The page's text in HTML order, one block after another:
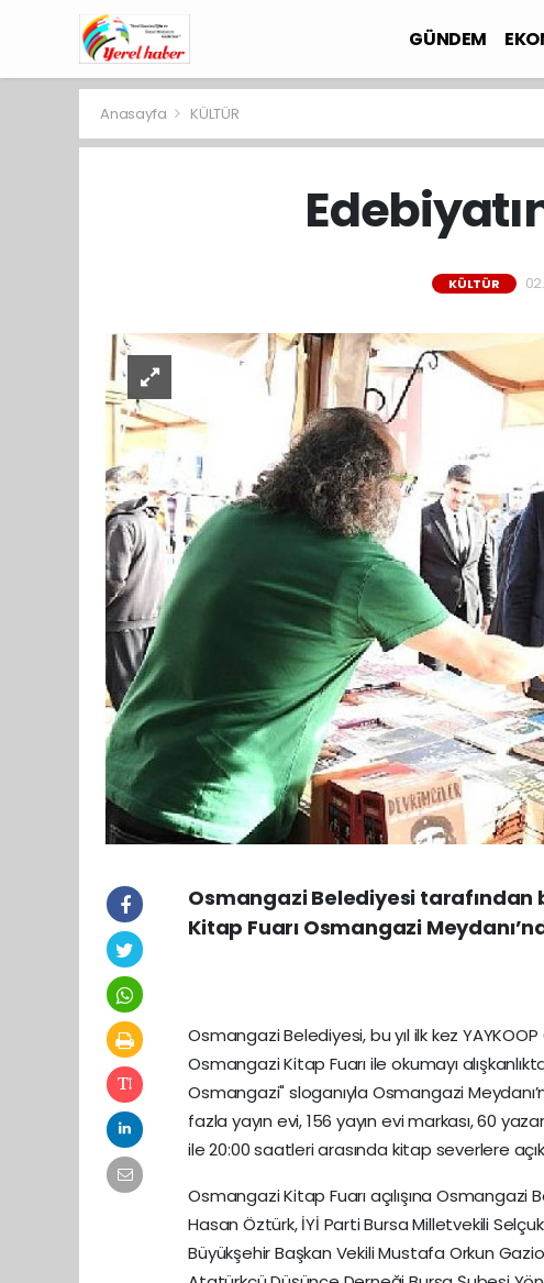
GÜNDEM
Anasayfa KÜLTÜR
KÜLTÜR
Osmangazi Belediyesi tarafından
Kitap Fuarı Osmangazi
Osmangazi Belediyesi, bu yıl ilk kez
Osmangazi Kitap Fuarı ile okumayı
Osmangazi" sloganıyla Osmangazi
fazla yayın evi, 156 yayın evi markası, 60
ile 20:00 saatleri arasında kitap severlere
Osmangazi Kitap Fuarı açılışına Osmangazi
Hasan Öztürk, İYİ Parti Bursa Milletvekili
Büyükşehir Başkan Vekili Mustafa Orkun